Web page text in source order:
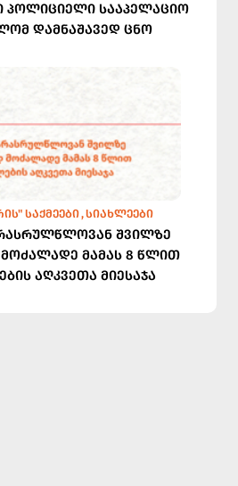
პოლიციელი სააპელაციო
დამნაშავედ ცნო
ᲡᲐᲥᲛᲔᲔᲑᲘ ᲡᲘᲐᲮᲚᲔᲔᲑᲘ
შვილზე
მამას 8 წლით
აღკვეთა მიესაჯა